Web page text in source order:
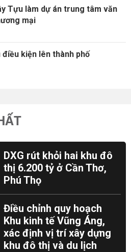
Tựu làm dự án trung tâm văn
mại
điều kiện lên thành phố
DXG rút khỏi hai khu đô
thị 6.200 tỷ ở Cần Thơ,
Phú Thọ
Điều chỉnh quy hoạch
Khu kinh tế Vũng Áng,
xác định vị trí xây dựng
khu đô thị và du lịch